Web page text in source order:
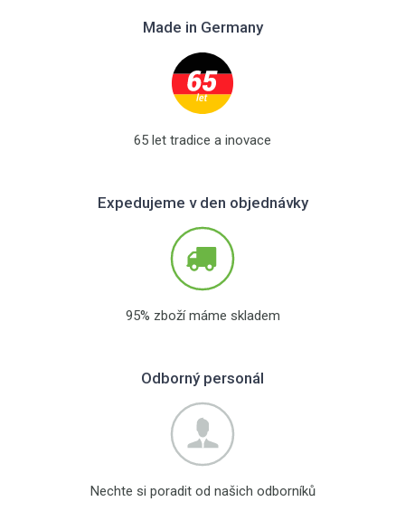
Made in Germany
65 let tradice a inovace
Expedujeme v den objednávky
95% zboží máme skladem
Odborný personál
Nechte si poradit od našich odborníků